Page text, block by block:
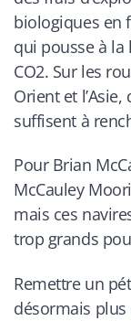
biologiques en
qui pousse à
CO2. Sur les
Orient et
suffisent à
Pour Brian
McCauley
mais ces
trop grands
Remettre un
désormais plus